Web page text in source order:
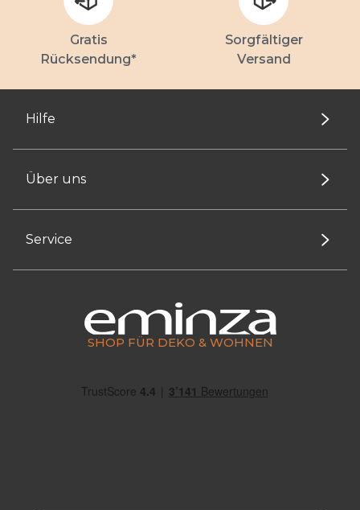
Gratis
Rücksendung*
Sorgfältiger
Versand
Hilfe
Über uns
Service
SHOP FÜR DEKO & WOHNEN